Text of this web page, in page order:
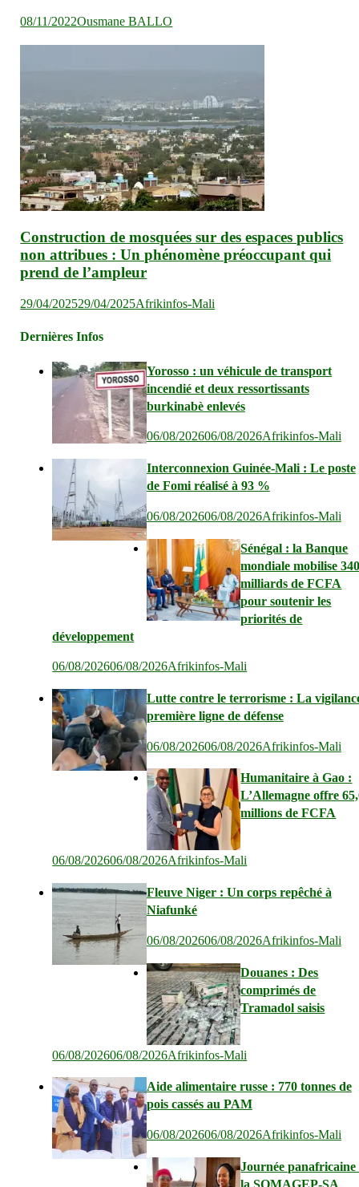
08/11/2022Ousmane BALLO
Construction de mosquées sur des espaces publics
non attribues : Un phénomène préoccupant qui
prend de l’ampleur
29/04/202529/04/2025Afrikinfos-Mali
Dernières Infos
Yorosso : un véhicule de transport
incendié et deux ressortissants
burkinabè enlevés
06/08/202606/08/2026Afrikinfos-Mali
Interconnexion Guinée-Mali : Le poste
de Fomi réalisé à 93 %
06/08/202606/08/2026Afrikinfos-Mali
Sénégal : la Banque
mondiale mobilise
milliards de FCFA
pour soutenir les
priorités de
développement
06/08/202606/08/2026Afrikinfos-Mali
Lutte contre le terrorisme : La
première ligne de défense
06/08/202606/08/2026Afrikinfos-Mali
Humanitaire à Gao :
L’Allemagne offre
millions de FCFA
06/08/202606/08/2026Afrikinfos-Mali
Fleuve Niger : Un corps repêché à
Niafunké
06/08/202606/08/2026Afrikinfos-Mali
Douanes : Des
comprimés de
Tramadol saisis
06/08/202606/08/2026Afrikinfos-Mali
Aide alimentaire russe : 770 tonnes de
pois cassés au PAM
06/08/202606/08/2026Afrikinfos-Mali
Journée panafricaine
la SOMAGEP-SA